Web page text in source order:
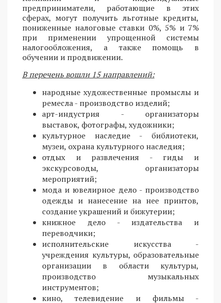
предприниматели, работающие в этих
сферах, могут получить льготные кредиты,
пониженные налоговые ставки 0%, 5% и 7%
при применении упрощенной системы
налогообложения, а также помощь в
обучении и продвижении.
В перечень вошли 15 направлений:
народные художественные промыслы и
ремесла - производство изделий;
арт-индустрия - организаторы
выставок, фотографы, художники;
культурное наследие - библиотеки,
музеи, охрана культурного наследия;
отдых и развлечения - гиды и
экскурсоводы, организаторы
мероприятий;
мода и ювелирное дело - производство
одежды и нанесение на нее принтов,
создание украшений и бижутерии;
книжное дело - издательства и
переводчики;
исполнительские искусства -
учреждения культуры, образовательные
организации в области культуры,
производство музыкальных
инструментов;
кино, телевидение и фильмы -